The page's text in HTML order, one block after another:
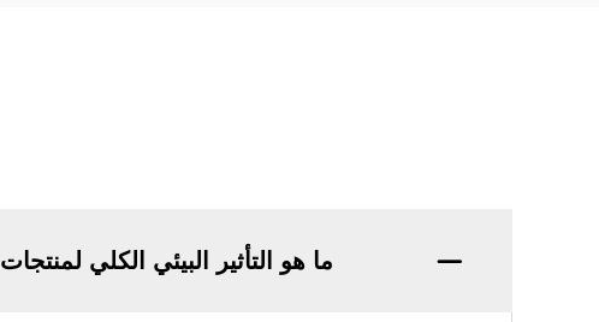
ما هو التأثير البيئي الكلي لمنتجات Sidite على المستوى العالمي؟